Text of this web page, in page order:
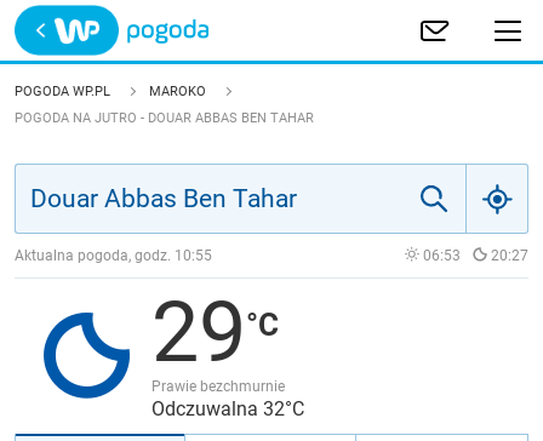
Trwa ładowanie
POLSKA
JAKOŚĆ POWIETRZA
POGODA WP.PL
MAROKO
POGODA NA JUTRO - DOUAR ABBAS BEN TAHAR
Aktualna pogoda, godz. 10:55 06:53 20:27
29
Prawie bezchmurnie
Odczuwalna 32°C